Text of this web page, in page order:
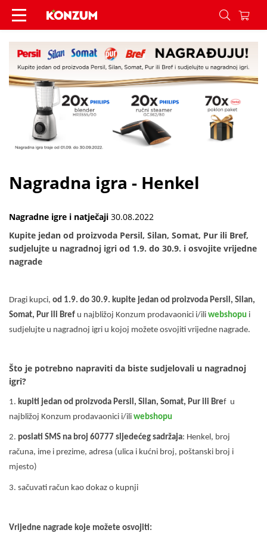
Nagradna igra - Henkel - Vijesti - Konzum
Nagradna igra - Henkel
Nagradne igre i natječaji 30.08.2022
Kupite jedan od proizvoda Persil, Silan, Somat, Pur ili Bref,
sudjelujte u nagradnoj igri od 1.9. do 30.9. i osvojite vrijedne
nagrade
Dragi kupci, od 1.9. do 30.9. kupite jedan od proizvoda Persil, Silan,
Somat, Pur ili Bref u najbližoj Konzum prodavaonici i/ili webshopu i
sudjelujte u nagradnoj igri u kojoj možete osvojiti vrijedne nagrade.
Što je potrebno napraviti da biste sudjelovali u nagradnoj
igri?
1. kupiti jedan od proizvoda Persil, Silan, Somat, Pur ili Bref u
najbližoj Konzum prodavaonici i/ili webshopu
2. poslati SMS na broj 60777 sljedećeg sadržaja: Henkel, broj
računa, ime i prezime, adresa (ulica i kućni broj, poštanski broj i
mjesto)
3. sačuvati račun kao dokaz o kupnji
Vrijedne nagrade koje možete osvojiti: